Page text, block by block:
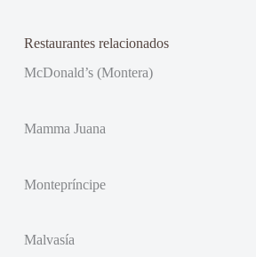
Restaurantes relacionados
McDonald’s (Montera)
Mamma Juana
Montepríncipe
Malvasía